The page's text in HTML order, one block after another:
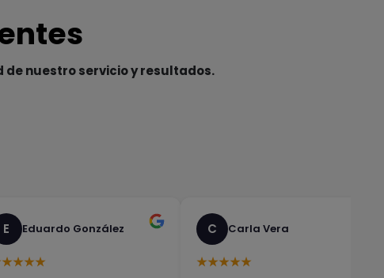
de nuestro servicio y resultados.
E Eduardo González C Carla Vera
★★★★★